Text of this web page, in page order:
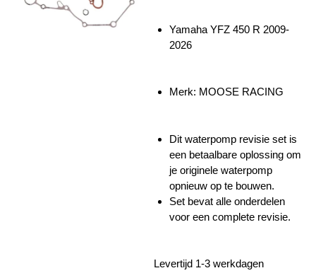
Yamaha YFZ 450 R 2009-
2026
Merk: MOOSE RACING
Dit waterpomp revisie set is
een betaalbare oplossing om
je originele waterpomp
opnieuw op te bouwen.
Set bevat alle onderdelen
voor een complete revisie.
Levertijd 1-3 werkdagen